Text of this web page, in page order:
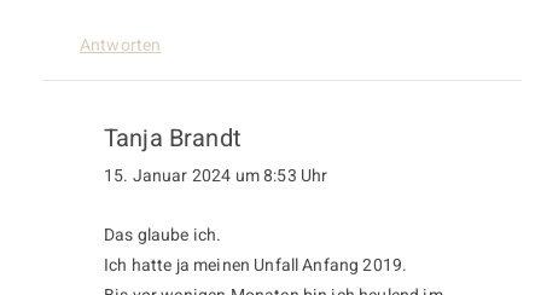
Antworten
Tanja Brandt
15. Januar 2024 um 8:53 Uhr
Das glaube ich.
Ich hatte ja meinen Unfall Anfang 2019.